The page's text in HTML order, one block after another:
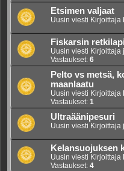
Etsimen valjaat
Uusin viesti Kirjoittaja
Fiskarsin
Uusin viesti Kirjoittaja
Vastaukset: 6
Pelto vs metsä,
maanlaatu
Uusin viesti Kirjoittaja
Vastaukset: 1
Ultraäänipesuri
Uusin viesti Kirjoittaja
Kelansuojuksen
Uusin viesti Kirjoittaja
Vastaukset: 4